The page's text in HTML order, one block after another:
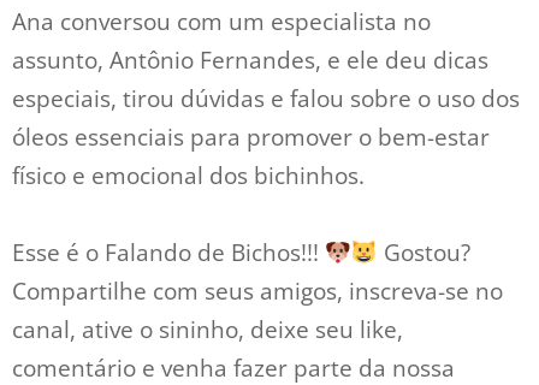
Ana conversou com um especialista no
assunto, Antônio Fernandes, e ele deu dicas
especiais, tirou dúvidas e falou sobre o uso dos
óleos essenciais para promover o bem-estar
físico e emocional dos bichinhos.
Esse é o Falando de Bichos!!!
Gostou?
Compartilhe com seus amigos, inscreva-se no
canal, ative o sininho, deixe seu like,
comentário e venha fazer parte da nossa